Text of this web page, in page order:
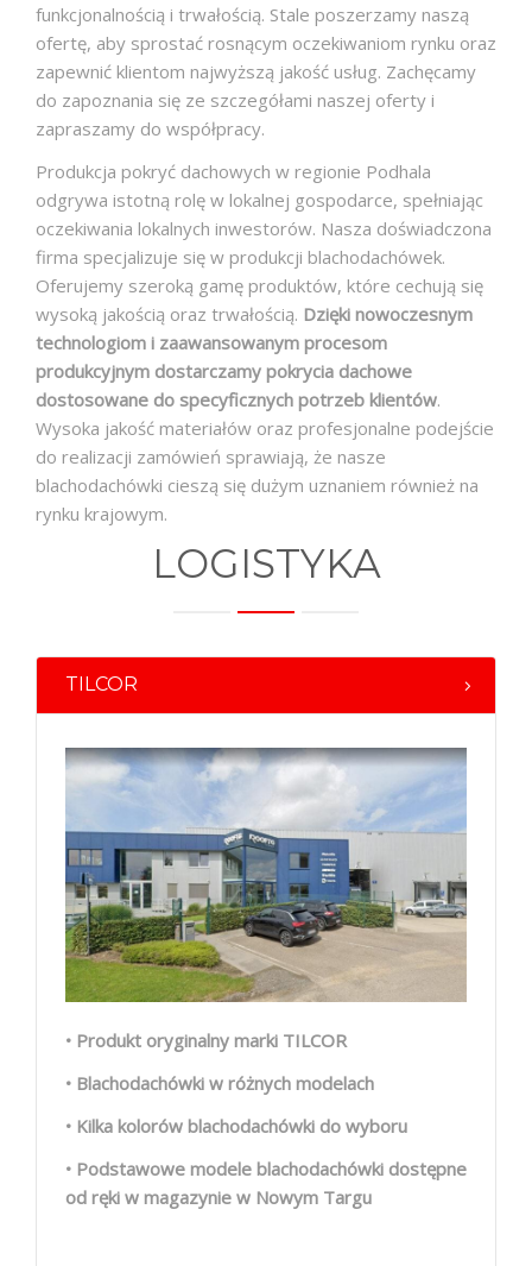
funkcjonalnością i trwałością. Stale poszerzamy naszą
ofertę, aby sprostać rosnącym oczekiwaniom rynku oraz
zapewnić klientom najwyższą jakość usług. Zachęcamy
do zapoznania się ze szczegółami naszej oferty i
zapraszamy do współpracy.
Produkcja pokryć dachowych w regionie Podhala
odgrywa istotną rolę w lokalnej gospodarce, spełniając
oczekiwania lokalnych inwestorów. Nasza doświadczona
firma specjalizuje się w produkcji blachodachówek.
Oferujemy szeroką gamę produktów, które cechują się
wysoką jakością oraz trwałością. Dzięki nowoczesnym
technologiom i zaawansowanym procesom
produkcyjnym dostarczamy pokrycia dachowe
dostosowane do specyficznych potrzeb klientów.
Wysoka jakość materiałów oraz profesjonalne podejście
do realizacji zamówień sprawiają, że nasze
blachodachówki cieszą się dużym uznaniem również na
rynku krajowym.
LOGISTYKA
TILCOR
• Produkt oryginalny marki TILCOR
• Blachodachówki w różnych modelach
• Kilka kolorów blachodachówki do wyboru
• Podstawowe modele blachodachówki dostępne
od ręki w magazynie w Nowym Targu